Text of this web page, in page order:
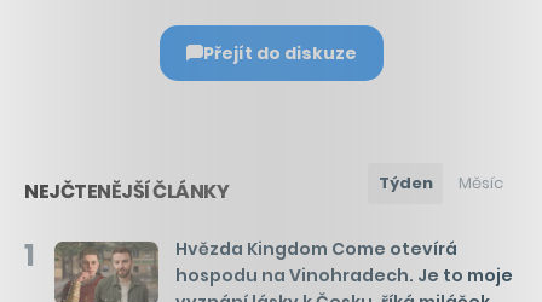
Přejít do diskuze
NEJČTENĚJŠÍ ČLÁNKY Týden Měsíc
1
Hvězda Kingdom Come otevírá
hospodu na Vinohradech. Je to moje